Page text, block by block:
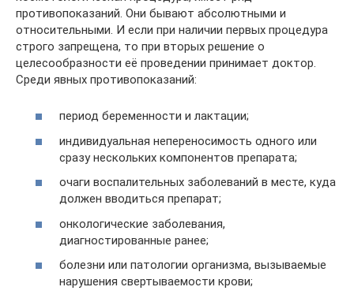
противопоказаний. Они бывают абсолютными и
относительными. И если при наличии первых процедура
строго запрещена, то при вторых решение о
целесообразности её проведении принимает доктор.
Среди явных противопоказаний:
период беременности и лактации;
индивидуальная непереносимость одного или
сразу нескольких компонентов препарата;
очаги воспалительных заболеваний в месте, куда
должен вводиться препарат;
онкологические заболевания,
диагностированные ранее;
болезни или патологии организма, вызываемые
нарушения свертываемости крови;